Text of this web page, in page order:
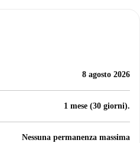
8 agosto 2026
1 mese (30 giorni).
Nessuna permanenza massima